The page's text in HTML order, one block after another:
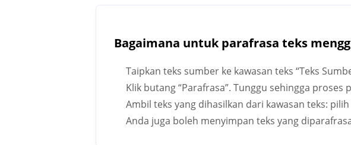
Bagaimana untuk parafrasa teks
Taipkan teks sumber ke kawasan teks “Teks
Klik butang “Parafrasa”. Tunggu sehingga proses
Ambil teks yang dihasilkan dari kawasan teks:
Anda juga boleh menyimpan teks yang